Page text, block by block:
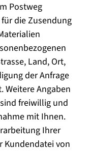
Postweg
die Zusendung
Land, Ort,
der Anfrage
Angaben
freiwillig und
mit Ihnen.
Ihrer
Kundendatei von